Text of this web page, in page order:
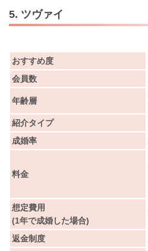
5. ツヴァイ
おすすめ度
会員数
年齢層
紹介タイプ
成婚率
料金
想定費用
(1年で成婚した場合)
返金制度